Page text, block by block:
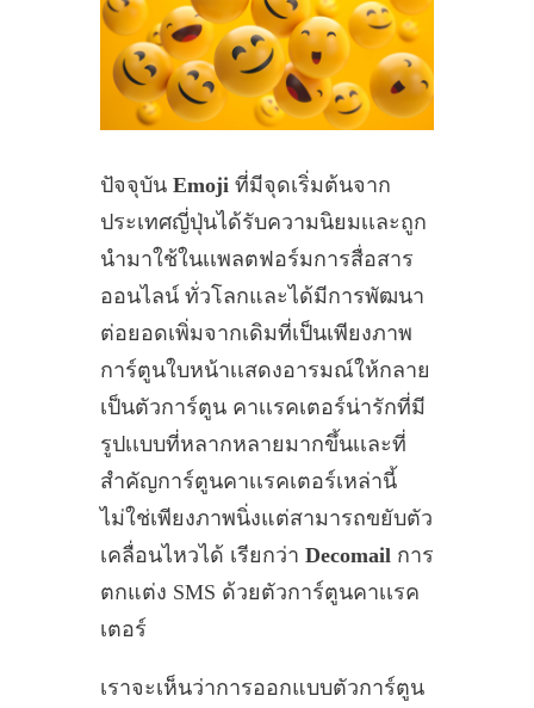
ปัจจุบัน Emoji ที่มีจุดเริ่มต้นจาก
ประเทศญี่ปุ่นได้รับความนิยมเเละถูก
นำมาใช้ในเเพลตฟอร์มการสื่อสาร
ออนไลน์ ทั่วโลกและได้มีการพัฒนา
ต่อยอดเพิ่มจากเดิมที่เป็นเพียงภาพ
การ์ตูนใบหน้าเเสดงอารมณ์ให้กลาย
เป็นตัวการ์ตูน คาเเรคเตอร์น่ารักที่มี
รูปเเบบที่หลากหลายมากขึ้นเเละที่
สำคัญการ์ตูนคาเเรคเตอร์เหล่านี้
ไม่ใช่เพียงภาพนิ่งแต่สามารถขยับตัว
เคลื่อนไหวได้ เรียกว่า Decomail การ
ตกแต่ง SMS ด้วยตัวการ์ตูนคาเเรค
เตอร์
เราจะเห็นว่าการออกแบบตัวการ์ตูน